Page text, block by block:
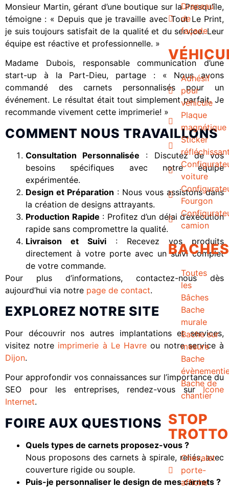
Drapeau
de
façade
Adhésif
pour
véhicule
Plaque
magnétique
Sticker
voiture
Fourgon
camion
BACHES
Toutes
les
Bâches
Bache
murale
Bache sur
mesure
Bache
Bache de
chantier
STOP
Chevalet
porte-
affiche
Monsieur Martin, gérant d’une boutique sur la Presqu’île,
témoigne : « Depuis que je travaille avec Tout Le Print,
je suis toujours satisfait de la qualité et du service. Leur
équipe est réactive et professionnelle. »
Madame Dubois, responsable communication d’une
start-up à la Part-Dieu, partage : « Nous avons
commandé des carnets personnalisés pour un
événement. Le résultat était tout simplement parfait. Je
recommande vivement cette imprimerie! »
COMMENT NOUS TRAVAILLONS
Consultation Personnalisée : Discutez de vos
besoins spécifiques avec notre équipe
expérimentée.
Design et Préparation : Nous vous assistons dans
la création de designs attrayants.
Production Rapide : Profitez d’un délai d’exécution
rapide sans compromettre la qualité.
Livraison et Suivi : Recevez vos produits
directement à votre porte avec un suivi complet
de votre commande.
Pour plus d’informations, contactez-nous dès
aujourd’hui via notre page de contact.
EXPLOREZ NOTRE SITE
Pour découvrir nos autres implantations et services,
visitez notre imprimerie à Le Havre ou notre service à
Dijon.
Pour approfondir vos connaissances sur l’importance du
SEO pour les entreprises, rendez-vous surIcone
Internet.
FOIRE AUX QUESTIONS
Quels types de carnets proposez-vous ?
Nous proposons des carnets à spirale, reliés, avec
couverture rigide ou souple.
Puis-je personnaliser le design de mes carnets ?